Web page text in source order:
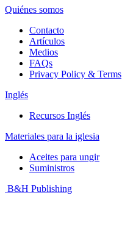
Quiénes somos
Contacto
Artículos
Medios
FAQs
Privacy Policy & Terms
Inglés
Recursos Inglés
Materiales para la iglesia
Aceites para ungir
Suministros
B&H Publishing